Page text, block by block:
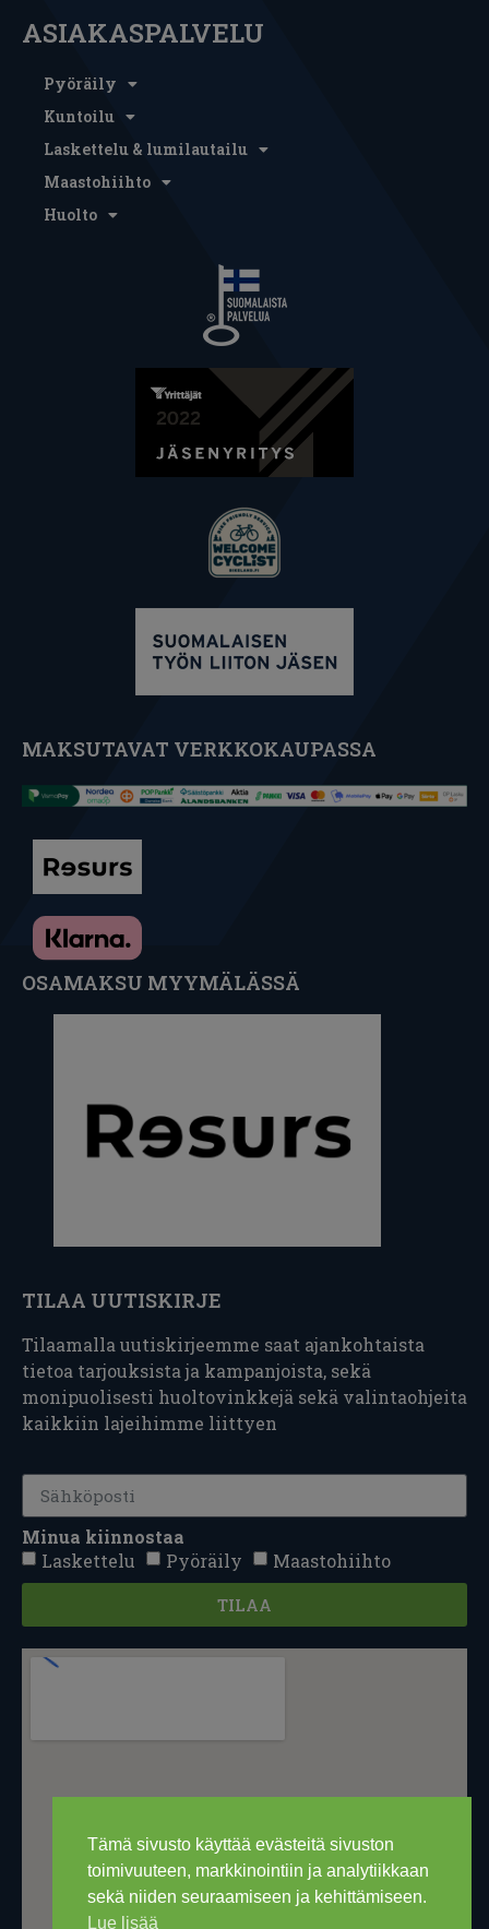
Tämä sivusto käyttää evästeitä sivuston
toimivuuteen, markkinointiin ja analytiikkaan
sekä niiden seuraamiseen ja kehittämiseen.
Lue lisää
ASIAKASPALVELU
Pyöräily
Kuntoilu
Laskettelu & lumilautailu
Maastohiihto
Huolto
MAKSUTAVAT VERKKOKAUPASSA
OSAMAKSU MYYMÄLÄSSÄ
TILAA UUTISKIRJE
Tilaamalla uutiskirjeemme saat ajankohtaista
tietoa tarjouksista ja kampanjoista, sekä
monipuolisesti huoltovinkkejä sekä valintaohjeita
kaikkiin lajeihimme liittyen
Minua kiinnostaa
Laskettelu
Pyöräily Maastohiihto
TILAA